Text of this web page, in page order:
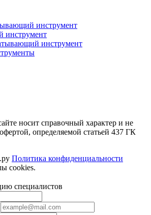
инструмент
инструмент
инструмент
носит справочный характер и не
определяемой статьей 437 ГК
Политика конфиденциальности
cookies.
специалистов